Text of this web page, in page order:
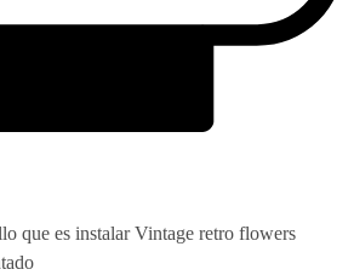
que es instalar Vintage retro flowers